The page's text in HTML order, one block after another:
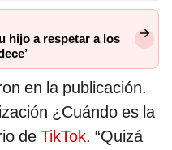
hijo a respetar a los
en la publicación.
¿Cuándo es la
de TikTok. “Quizá